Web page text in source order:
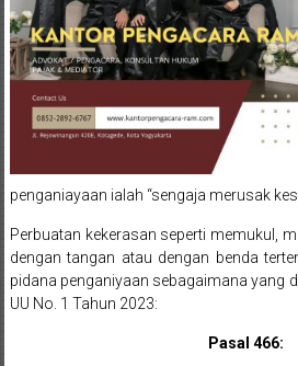
Semarang,
Jakarta,
Bali,
Surabaya,
Surakarta,
Sukoharjo,
Mungkid,
Purworejo,
penganiayaan ialah “sengaja merusak
Perbuatan kekerasan seperti memukul,
dengan tangan atau dengan benda
pidana penganiyaan sebagaimana yang
UU No. 1 Tahun 2023:
Pasal 466: